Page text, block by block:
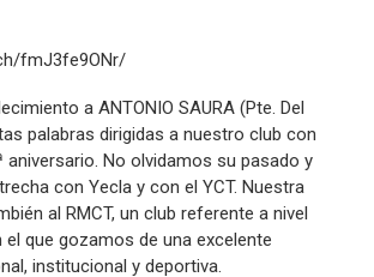
fmJ3fe9ONr/
a ANTONIO SAURA (Pte. Del
palabras dirigidas a nuestro club con
aniversario. No olvidamos su pasado y
con Yecla y con el YCT. Nuestra
al RMCT, un club referente a nivel
el que gozamos de una excelente
institucional y deportiva.